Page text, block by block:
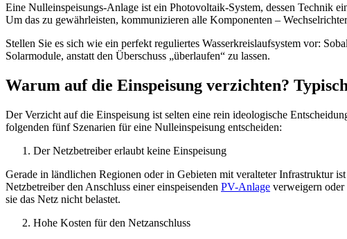
Eine Nulleinspeisungs-Anlage ist ein Photovoltaik-System, dessen Technik
Um das zu gewährleisten, kommunizieren alle Komponenten –
Stellen Sie es sich wie ein perfekt reguliertes Wasserkreislaufsystem vor:
Solarmodule, anstatt den Überschuss „überlaufen“ zu lassen.
Warum auf die Einspeisung verzichten?
Der Verzicht auf die Einspeisung ist selten eine rein ideologische
folgenden fünf Szenarien für eine Nulleinspeisung entscheiden:
Der Netzbetreiber erlaubt keine Einspeisung
Gerade in ländlichen Regionen oder in Gebieten mit veralteter Infrastruktur
Netzbetreiber den Anschluss einer einspeisenden PV-Anlage verweigern oder
sie das Netz nicht belastet.
Hohe Kosten für den Netzanschluss